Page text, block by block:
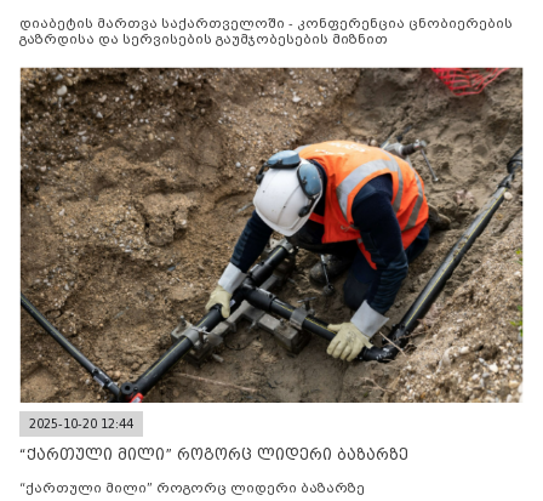
დიაბეტის მართვა საქართველოში - კონფერენცია ცნობიერების
გაზრდისა და სერვისების გაუმჯობესების მიზნით
2025-10-20 12:44
“ქართული მილი” როგორც ლიდერი ბაზარზე
“ქართული მილი” როგორც ლიდერი ბაზარზე